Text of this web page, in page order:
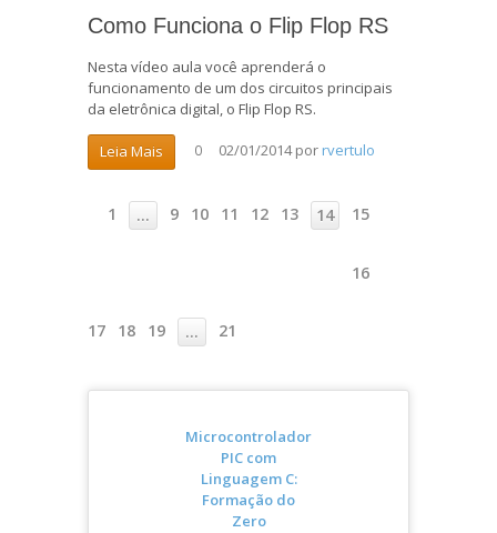
Como Funciona o Flip Flop RS
Nesta vídeo aula você aprenderá o
funcionamento de um dos circuitos principais
da eletrônica digital, o Flip Flop RS.
Leia Mais 0 02/01/2014por rvertulo
1 … 9 10 11 12 13 14 15
16
17 18 19 … 21
Microcontrolador
PIC com
Linguagem C:
Formação do
Zero